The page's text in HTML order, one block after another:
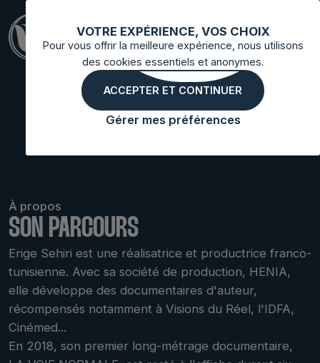
VOTRE EXPÉRIENCE, VOS CHOIX
Pour vous offrir la meilleure expérience, nous utilisons
des cookies essentiels et anonymes.
ACCEPTER ET CONTINUER
Gérer mes préférences
ERIGE
SEHIRI
À propos
SON PARCOURS
Erige Sehiri est une réalisatrice et productrice franco-
tunisienne. Avec sa société de production, HENIA,
elle développe des documentaires d'auteur,
récompensés notamment à Visions du Réel, l'IDFA,
Cinémed...
En 2018, son premier long-métrage documentaire,